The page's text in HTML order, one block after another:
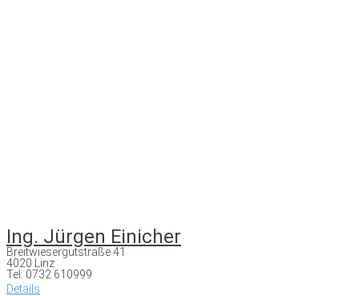
Ing. Jürgen Einicher
Breitwiesergutstraße 41
4020 Linz
Tel: 0732 610999
Details